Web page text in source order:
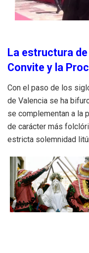
La estructura
Convite y la
Con el paso de los
de Valencia se ha
se complementan a la
de carácter más
estricta solemnidad